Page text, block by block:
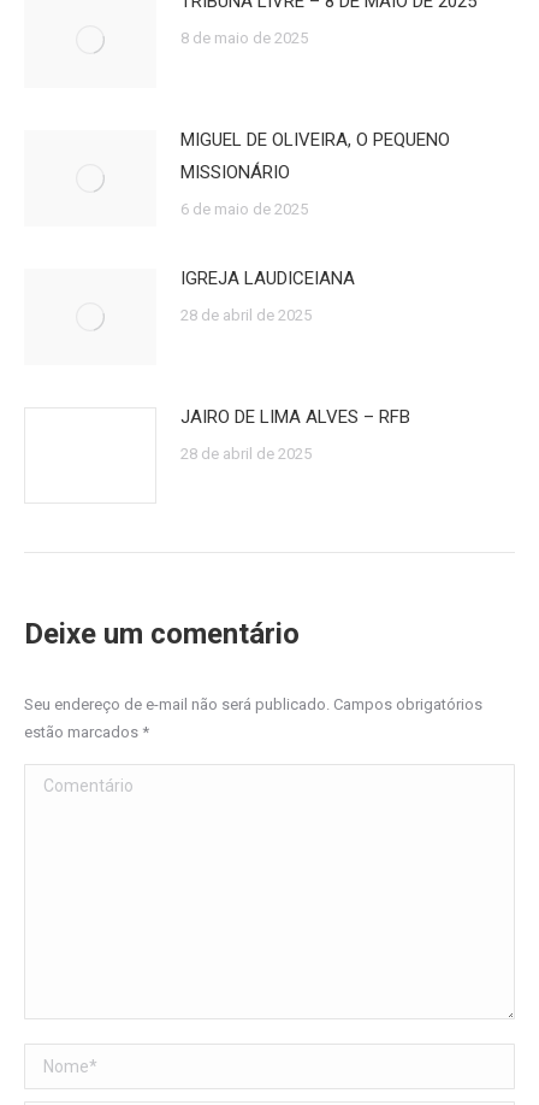
8 de maio de 2025
MIGUEL DE OLIVEIRA, O PEQUENO
MISSIONÁRIO
6 de maio de 2025
IGREJA LAUDICEIANA
28 de abril de 2025
JAIRO DE LIMA ALVES – RFB
28 de abril de 2025
Deixe um comentário
Seu endereço de e-mail não será publicado. Campos obrigatórios
estão marcados *
Comentário
Nome *